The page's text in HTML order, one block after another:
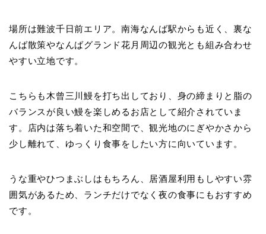
場所は難波千日前エリア。南海なんば駅からも近く、裏な
んば散策やなんばグランド花月周辺の観光とも組み合わせ
やすい立地です。
こちらも木曾三川鰻を打ち出しており、身の締まりと脂の
バランスが良い鰻を楽しめるお店として紹介されていま
す。店内は落ち着いた和空間で、観光地のにぎやかさから
少し離れて、ゆっくり食事をしたい方に向いています。
うな重やひつまぶしはもちろん、居酒屋利用もしやすい雰
囲気があるため、ランチだけでなく夜の食事にもおすすめ
です。